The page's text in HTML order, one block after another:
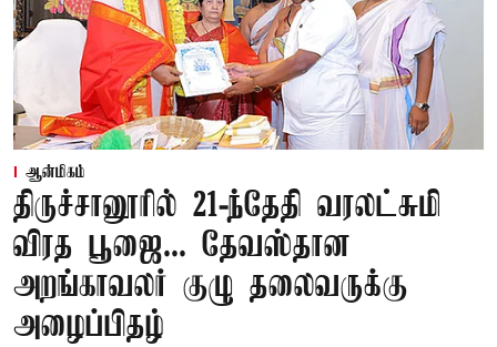
ஆன்மிகம்
திருச்சானூரில் 21-ந்தேதி வரலட்சுமி
விரத பூஜை... தேவஸ்தான
அறங்காவலர் குழு தலைவருக்கு
அழைப்பிதழ்